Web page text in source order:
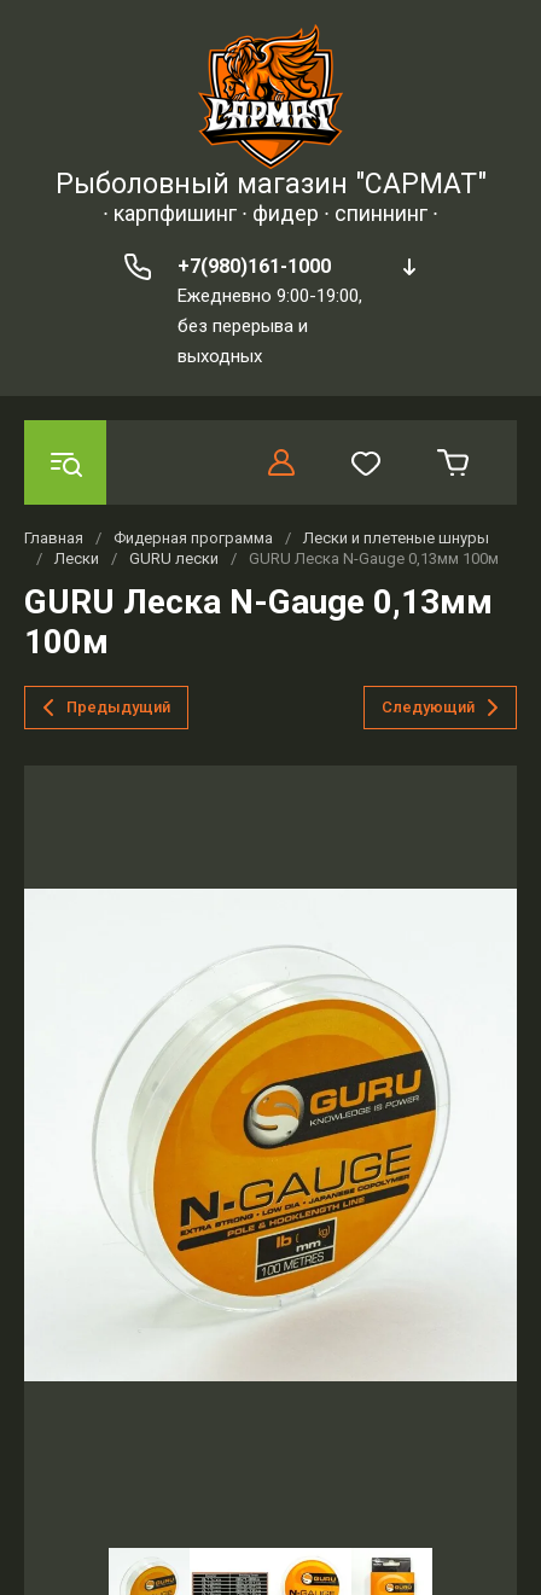
Рыболовный магазин "САРМАТ"
∙ карпфишинг ∙ фидер ∙ спиннинг ∙
+7(980)161-1000
Ежедневно 9:00-19:00,
без перерыва и
выходных
Главная / Фидерная программа /
Лески и плетеные шнуры
/
Лески / GURU лески / GURU Леска N-Gauge 0,13мм 100м
GURU Леска N-Gauge 0,13мм
100м
Предыдущий Следующий